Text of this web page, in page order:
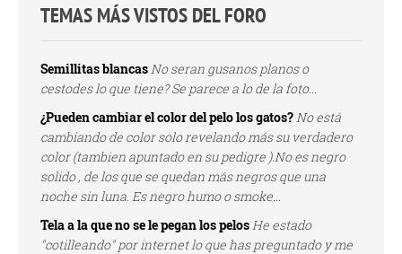
TEMAS MÁS VISTOS DEL FORO
Semillitas blancasNo seran gusanos planos o
cestodes lo que tiene? Se parece a lo de la foto...
¿Pueden cambiar el color del pelo los gatos?No está
cambiando de color solo revelando más su verdadero
color (tambien apuntado en su pedigre ).No es negro
solido , de los que se quedan más negros que una
noche sin luna. Es negro humo o smoke...
Tela a la que no se le pegan los pelosHe estado
"cotilleando" por internet lo que has preguntado y me